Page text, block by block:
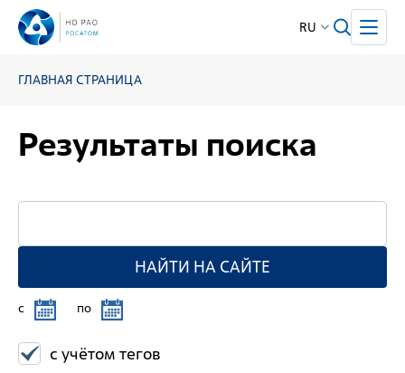
RU
ГЛАВНАЯ СТРАНИЦА
Результаты поиска
НАЙТИ НА САЙТЕ
c по
с учётом тегов